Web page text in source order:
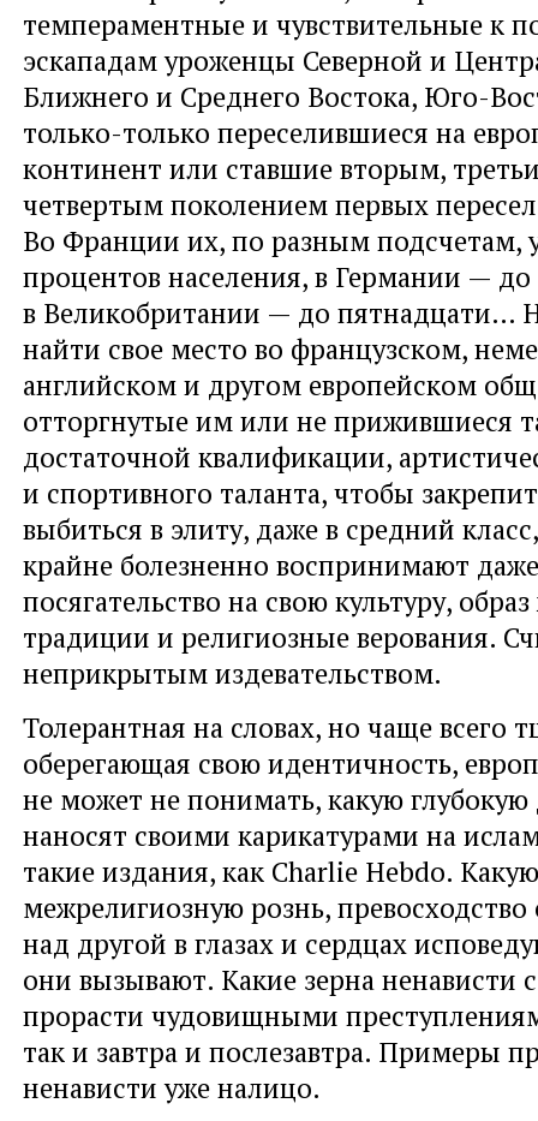
темпераментные и чувствительные к
эскападам уроженцы Северной и
Ближнего и Среднего Востока, Юго-
только-только переселившиеся на
континент или ставшие вторым,
четвертым поколением первых
Во Франции их, по разным подсчетам,
процентов населения, в Германии — до
в Великобритании — до пятнадцати…
найти свое место во французском,
английском и другом европейском
отторгнутые им или не прижившиеся
достаточной квалификации,
и спортивного таланта, чтобы
выбиться в элиту, даже в средний
крайне болезненно воспринимают
посягательство на свою культуру,
традиции и религиозные верования.
неприкрытым издевательством.
Толерантная на словах, но чаще всего
оберегающая свою идентичность,
не может не понимать, какую
наносят своими карикатурами на
такие издания, как Charlie Hebdo. Какую
межрелигиозную рознь,
над другой в глазах и сердцах
они вызывают. Какие зерна ненависти
прорасти чудовищными
так и завтра и послезавтра. Примеры
ненависти уже налицо.